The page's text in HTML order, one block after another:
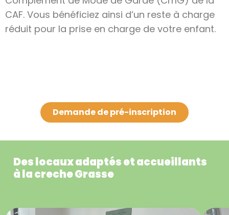
CAF. Vous bénéficiez ainsi d’un reste à charge
réduit pour la prise en charge de votre enfant.
Demande de pré-inscription
Des locaux adaptés et accueillants
à la creche Grasse